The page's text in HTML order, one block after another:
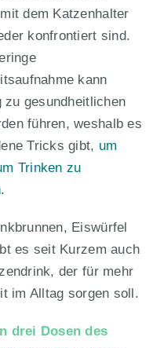
dem Katzenhalter
konfrontiert sind.
kann
zu gesundheitlichen
führen, weshalb es
Tricks gibt, um
Trinken zu
.
Eiswürfel
es seit Kurzem auch
der für mehr
im Alltag sorgen soll.
drei Dosen des